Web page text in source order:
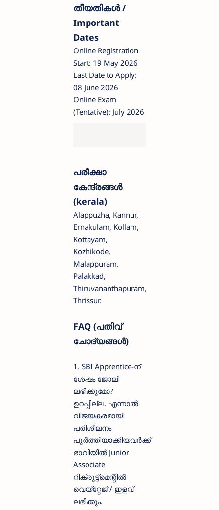
തീയതികൾ /
Important
Dates
Online Registration
Start: 19 May 2026
Last Date to Apply:
08 June 2026
Online Exam
(Tentative): July 2026
പരീക്ഷാ
കേന്ദ്രങ്ങൾ
(kerala)
Alappuzha, Kannur,
Ernakulam, Kollam,
Kottayam,
Kozhikode,
Malappuram,
Palakkad,
Thiruvananthapuram,
Thrissur.
FAQ (പതിവ്
ചോദ്യങ്ങൾ)
1. SBI Apprentice-ന്
ശേഷം ജോലി
ലഭിക്കുമോ?
ഉറപ്പില്ല. എന്നാൽ
വിജയകരമായി
പരിശീലനം
പൂർത്തിയാക്കിയവർക്ക്
ഭാവിയിൽ Junior
Associate
റിക്രൂട്ട്മെന്റിൽ
വെയ്റ്റേജ് / ഇളവ്
ലഭിക്കും.